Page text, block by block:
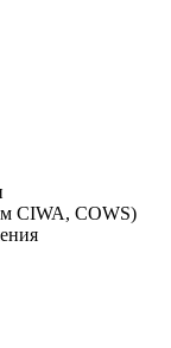
CIWA, COWS)